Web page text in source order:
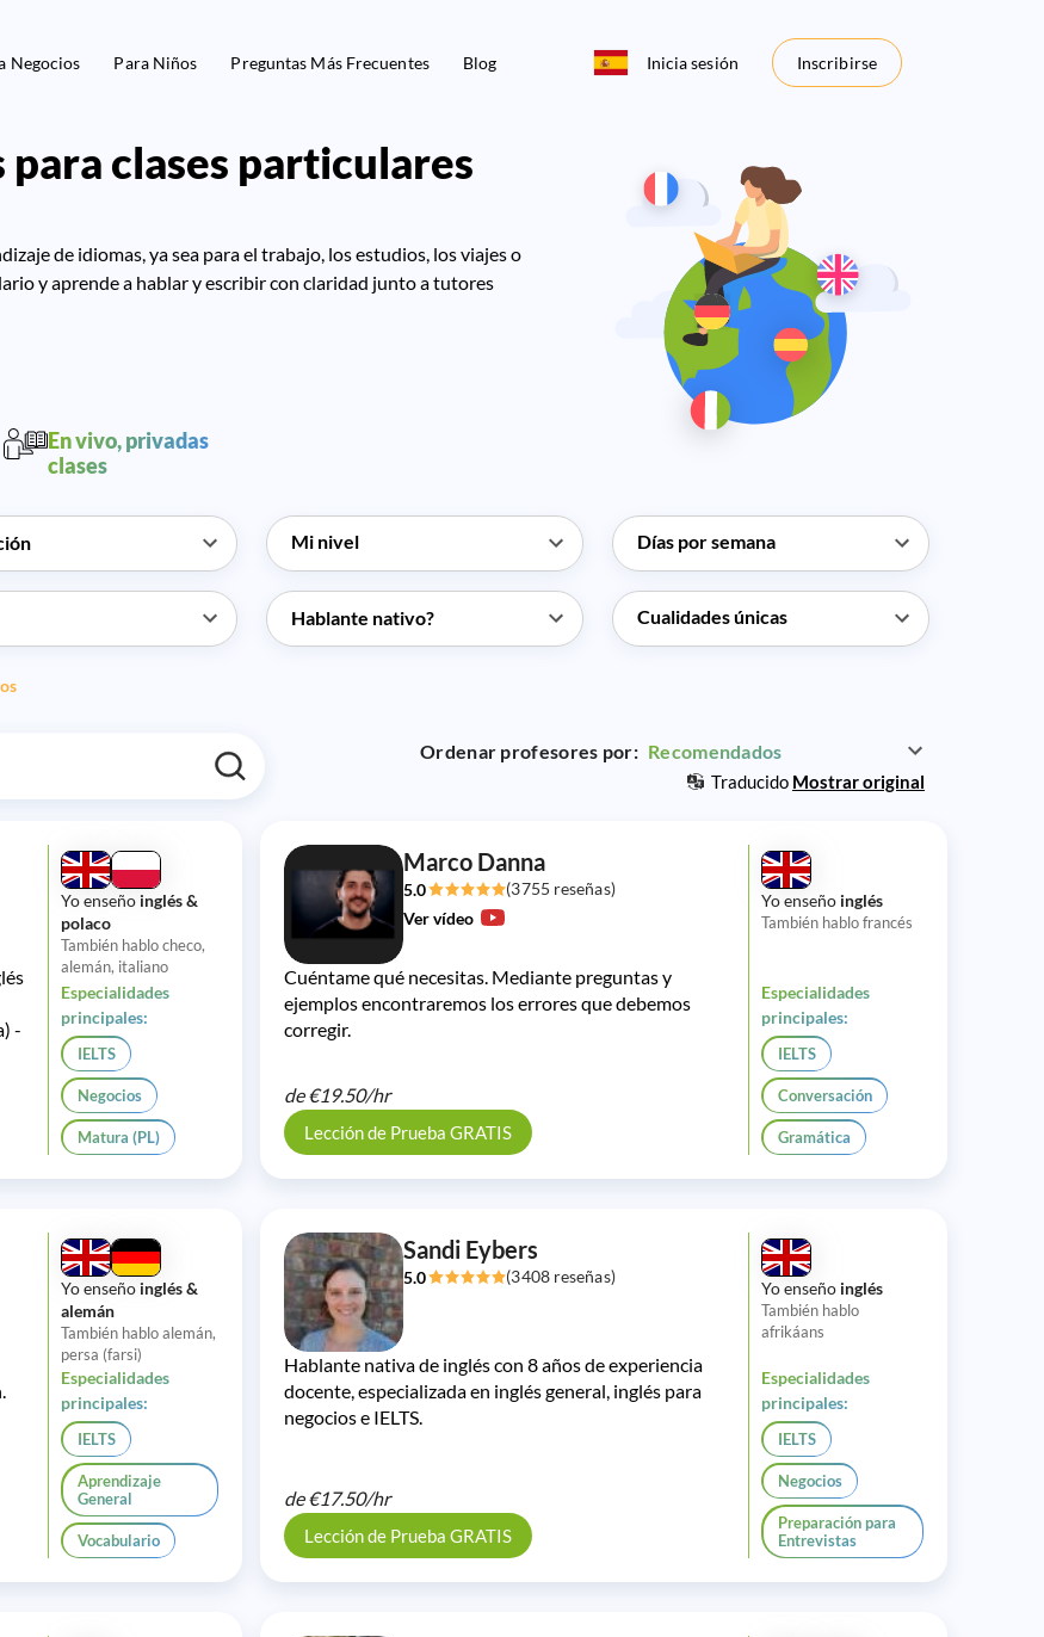
Negocios Para Niños Preguntas Más Frecuentes Blog Inicia sesión Inscribirse
clases particulares
de idiomas, ya sea para el trabajo, los estudios, los viajes o
y aprende a hablar y escribir con claridad junto a tutores
En vivo, privadas
clases
Hablante nativo?
Ordenar profesores por: Recomendados
Traducido Mostrar original
-
Yo enseño inglés &
polaco
También hablo checo,
alemán, italiano
Especialidades
principales:
IELTS
Negocios
Matura (PL)
Marco Danna
5.0
(3755 reseñas)
Ver vídeo
Cuéntame qué necesitas. Mediante preguntas y
ejemplos encontraremos los errores que debemos
corregir.
de€19.50/hr
Lección de Prueba GRATIS
Yo enseño inglés
También hablo francés
Especialidades
principales:
IELTS
Conversación
Gramática
Yo enseño inglés &
alemán
También hablo alemán,
persa (farsi)
Especialidades
principales:
IELTS
Aprendizaje
General
Vocabulario
Sandi Eybers
5.0 (3408 reseñas)
Hablante nativa de inglés con 8 años de experiencia
docente, especializada en inglés general, inglés para
negocios e IELTS.
de€17.50/hr
Lección de Prueba GRATIS
Yo enseño inglés
También hablo
afrikáans
Especialidades
principales:
IELTS
Negocios
Preparación para
Entrevistas